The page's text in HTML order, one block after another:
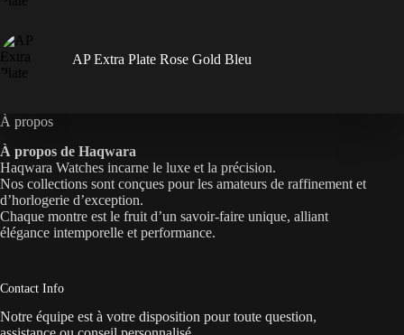
AP Extra Plate Rose Gold Bleu
À propos
À propos de Haqwara
Haqwara Watches incarne le luxe et la précision.
Nos collections sont conçues pour les amateurs de raffinement et
d’horlogerie d’exception.
Chaque montre est le fruit d’un savoir-faire unique, alliant
élégance intemporelle et performance.
Contact Info
Notre équipe est à votre disposition pour toute question,